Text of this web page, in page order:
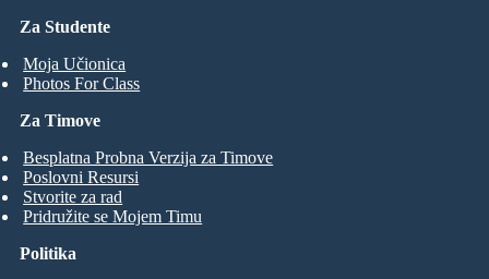
Za Studente
Moja Učionica
Photos For Class
Za Timove
Besplatna Probna Verzija za Timove
Poslovni Resursi
Stvorite za rad
Pridružite se Mojem Timu
Politika